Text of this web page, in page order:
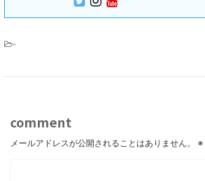
-
comment
メールアドレスが公開されることはありません。 ※